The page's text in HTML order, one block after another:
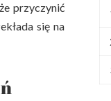
przyczynić
się na